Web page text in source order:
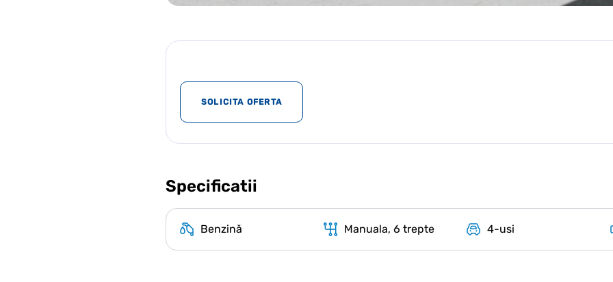
SOLICITA OFERTA
Specificatii
Benzină Manuala, 6 trepte 4-usi